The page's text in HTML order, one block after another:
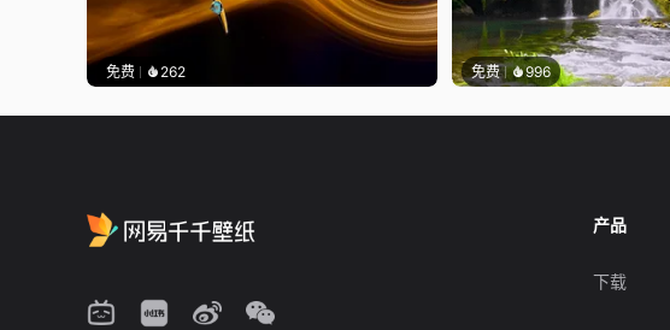
免费 262 免费 996
产品
下载